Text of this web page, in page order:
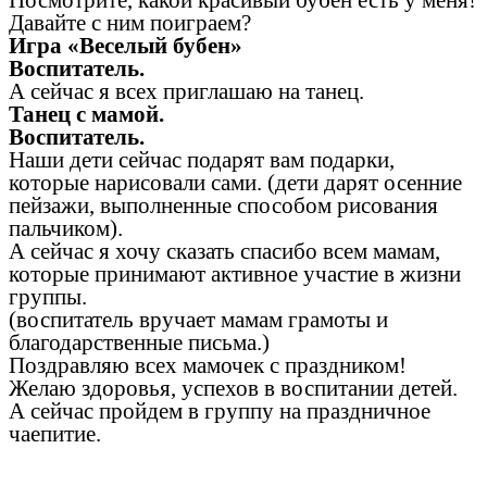
Давайте с ним поиграем?
Игра «Веселый бубен»
Воспитатель.
А сейчас я всех приглашаю на танец.
Танец с мамой.
Воспитатель.
Наши дети сейчас подарят вам подарки,
которые нарисовали сами. (дети дарят осенние
пейзажи, выполненные способом рисования
пальчиком).
А сейчас я хочу сказать спасибо всем мамам,
которые принимают активное участие в жизни
группы.
(воспитатель вручает мамам грамоты и
благодарственные письма.)
Поздравляю всех мамочек с праздником!
Желаю здоровья, успехов в воспитании детей.
А сейчас пройдем в группу на праздничное
чаепитие.